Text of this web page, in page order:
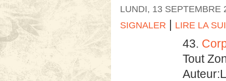
LUNDI, 13 SEPTEMBRE
SIGNALER | LIRE LA
43.
Tout